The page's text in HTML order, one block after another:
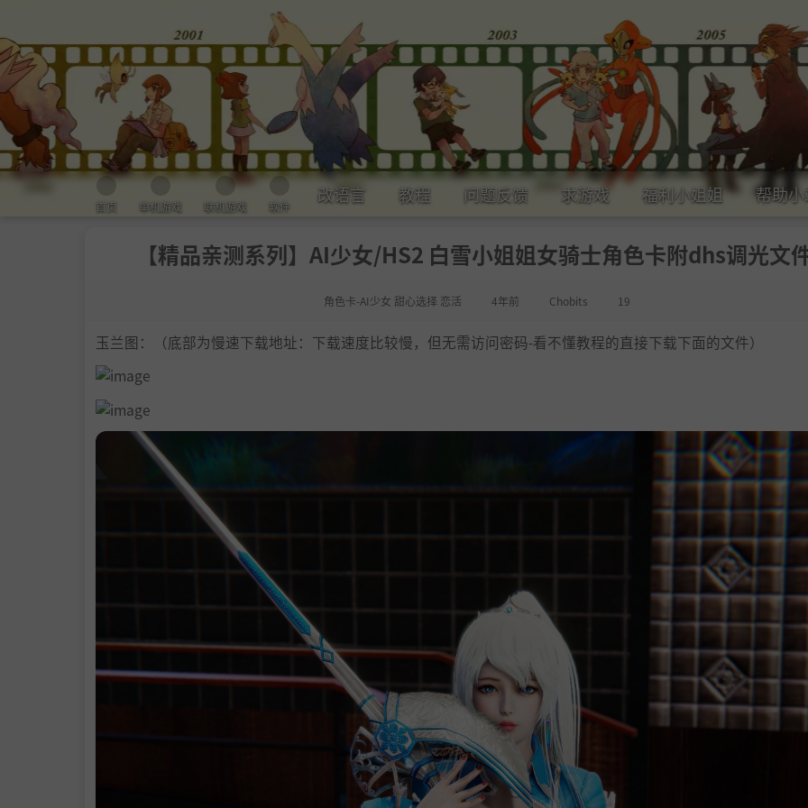
首页 单机游戏 联机游戏 软件
改语言 教程 问题反馈 求游戏 福利小姐姐 帮助
【精品亲测系列】AI少女/HS2 白雪小姐姐女骑士角色卡附dhs调光文
角色卡-AI少女 甜心选择 恋活 4年前 Chobits 19
玉兰图：（底部为慢速下载地址：下载速度比较慢，但无需访问密码-看不懂教程的直接下载下面的文件）